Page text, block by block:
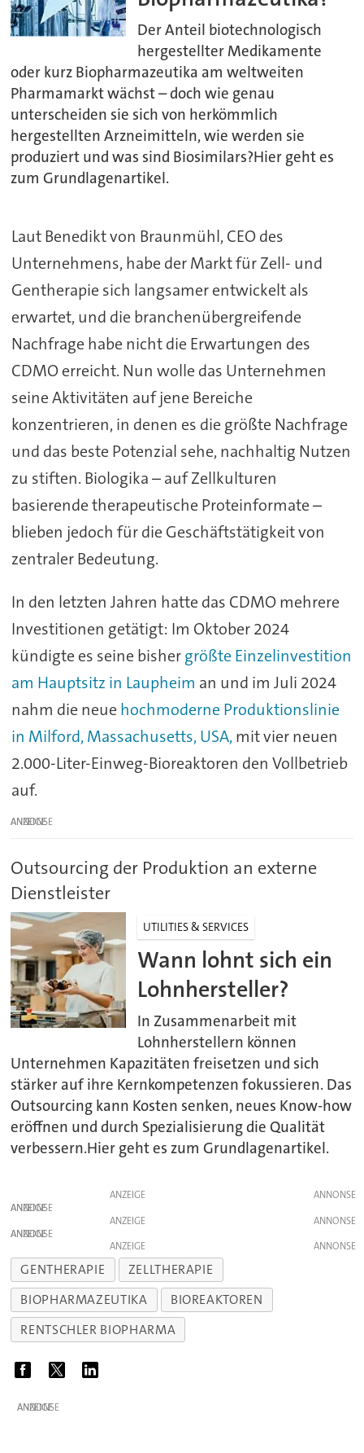
Der Anteil biotechnologisch
hergestellter Medikamente
oder kurz Biopharmazeutika am weltweiten
Pharmamarkt wächst – doch wie genau
unterscheiden sie sich von herkömmlich
hergestellten Arzneimitteln, wie werden sie
produziert und was sind Biosimilars?Hier geht es
zum Grundlagenartikel.
Laut Benedikt von Braunmühl, CEO des
Unternehmens, habe der Markt für Zell- und
Gentherapie sich langsamer entwickelt als
erwartet, und die branchenübergreifende
Nachfrage habe nicht die Erwartungen des
CDMO erreicht. Nun wolle das Unternehmen
seine Aktivitäten auf jene Bereiche
konzentrieren, in denen es die größte Nachfrage
und das beste Potenzial sehe, nachhaltig Nutzen
zu stiften. Biologika – auf Zellkulturen
basierende therapeutische Proteinformate –
blieben jedoch für die Geschäftstätigkeit von
zentraler Bedeutung.
In den letzten Jahren hatte das CDMO mehrere
Investitionen getätigt: Im Oktober 2024
kündigte es seine bishergrößte Einzelinvestition
am Hauptsitz in Laupheim an und im Juli 2024
nahm die neue hochmoderne Produktionslinie
in Milford, Massachusetts, USA,mit vier neuen
2.000-Liter-Einweg-Bioreaktoren den Vollbetrieb
auf.
ANZEIGE
Outsourcing der Produktion an externe
Dienstleister
UTILITIES & SERVICES
Wann lohnt sich ein
Lohnhersteller?
In Zusammenarbeit mit
Lohnherstellern können
Unternehmen Kapazitäten freisetzen und sich
stärker auf ihre Kernkompetenzen fokussieren. Das
Outsourcing kann Kosten senken, neues Know-how
eröffnen und durch Spezialisierung die Qualität
verbessern.Hier geht es zum Grundlagenartikel.
ANZEIGE
ANZEIGE
ANZEIGE
ANZEIGE
ANZEIGE
GENTHERAPIE
ZELLTHERAPIE
BIOPHARMAZEUTIKA
BIOREAKTOREN
RENTSCHLER BIOPHARMA
ANZEIGE